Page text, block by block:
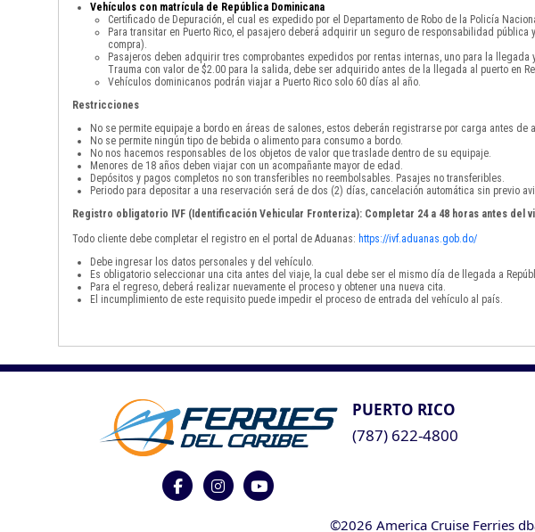
Vehículos con matrícula de República Dominicana
Certificado de Depuración, el cual es expedido por el Departamento de Robo de la Policía
Para transitar en Puerto Rico, el pasajero deberá adquirir un seguro de responsabilidad
compra).
Pasajeros deben adquirir tres comprobantes expedidos por rentas internas, uno para la
Trauma con valor de $2.00 para la salida, debe ser adquirido antes de la llegada al puerto en
Vehículos dominicanos podrán viajar a Puerto Rico solo 60 días al año.
Restricciones
No se permite equipaje a bordo en áreas de salones, estos deberán registrarse por carga antes de
No se permite ningún tipo de bebida o alimento para consumo a bordo.
No nos hacemos responsables de los objetos de valor que traslade dentro de su equipaje.
Menores de 18 años deben viajar con un acompañante mayor de edad.
Depósitos y pagos completos no son transferibles no reembolsables. Pasajes no transferibles.
Periodo para depositar a una reservación será de dos (2) días, cancelación automática sin previo
Registro obligatorio IVF (Identificación Vehicular Fronteriza): Completar 24 a 48 horas antes del
Todo cliente debe completar el registro en el portal de Aduanas: https://ivf.aduanas.gob.do/
Debe ingresar los datos personales y del vehículo.
Es obligatorio seleccionar una cita antes del viaje, la cual debe ser el mismo día de llegada a
Para el regreso, deberá realizar nuevamente el proceso y obtener una nueva cita.
El incumplimiento de este requisito puede impedir el proceso de entrada del vehículo al país.
PUERTO RICO
(787) 622-4800
©2026 America Cruise Ferries